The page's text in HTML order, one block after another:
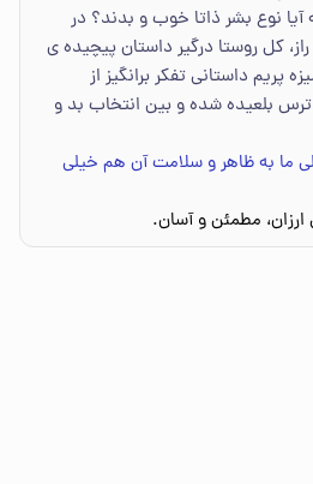
نوع بشر ذاتا خوب و بدند؟ در
کل روستا درگیر داستان پیچیده ی
داستانی تفکر برانگیز از
بلعیده شده و بین انتخاب بد و
ما به ظاهر و سلامت آن هم خیلی
ارزان، مطمئن و آسان.